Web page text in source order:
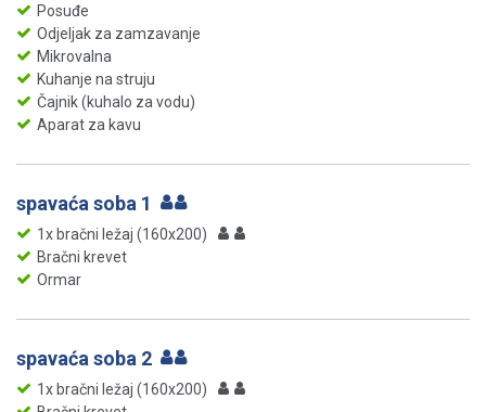
Posuđe
Odjeljak za zamzavanje
Mikrovalna
Kuhanje na struju
Čajnik (kuhalo za vodu)
Aparat za kavu
spavaća soba 1
1x bračni ležaj (160x200)
Bračni krevet
Ormar
spavaća soba 2
1x bračni ležaj (160x200)